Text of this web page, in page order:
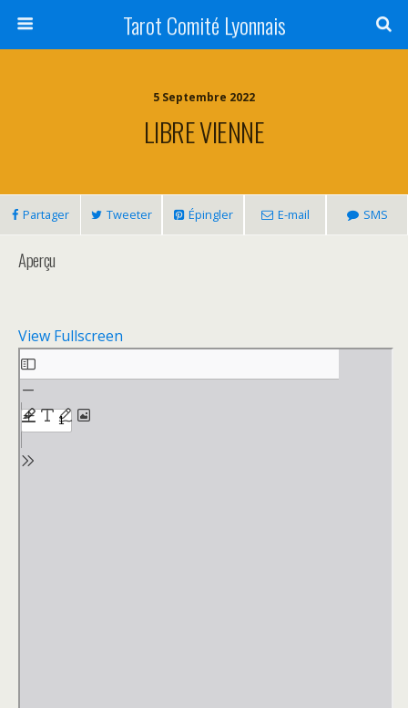
Tarot Comité Lyonnais
5 Septembre 2022
LIBRE VIENNE
Partager Tweeter Épingler E-mail SMS
Aperçu
View Fullscreen